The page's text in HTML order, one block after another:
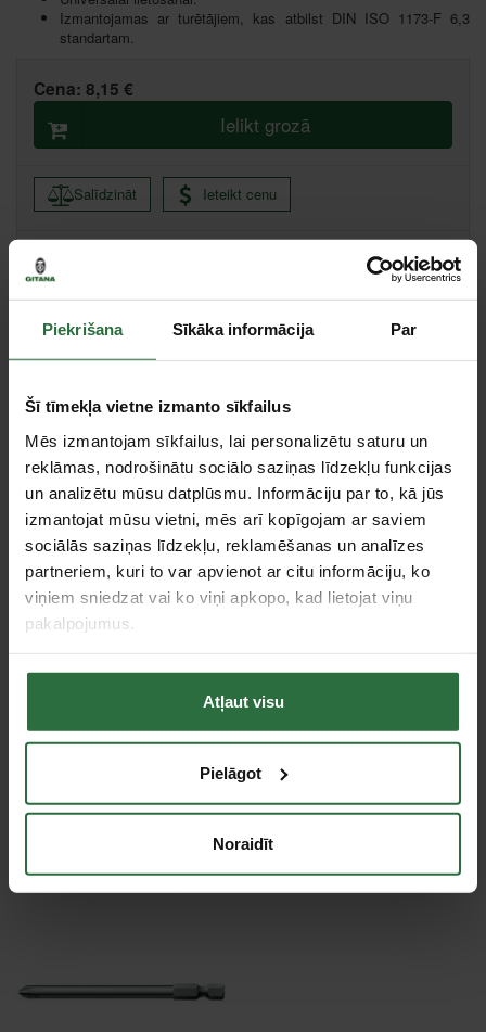
Piekrišana Sīkāka informācija Par
Šī tīmekļa vietne izmanto sīkfailus
Mēs izmantojam sīkfailus, lai personalizētu saturu un
reklāmas, nodrošinātu sociālo saziņas līdzekļu funkcijas
un analizētu mūsu datplūsmu. Informāciju par to, kā jūs
izmantojat mūsu vietni, mēs arī kopīgojam ar saviem
sociālās saziņas līdzekļu, reklamēšanas un analīzes
partneriem, kuri to var apvienot ar citu informāciju, ko
viņiem sniedzat vai ko viņi apkopo, kad lietojat viņu
pakalpojumus.
Atļaut visu
Pielāgot
Noraidīt
Izmantojamas ar turētājiem, kas atbilst DIN ISO 1173-F 6,3
standartam.
Cena: 8,15 €
Ielikt grozā
Salīdzināt Ieteikt cenu
Liepāja, Zemnieku iela 60, Liepāja
Centrālā noliktava, (uzzināt vairāk šeit, )
Citas noliktavas, (uzzināt vairāk šeit, )
Izturīgs, elastīgs, ideāli piemērots skrūvēšanai metāla loksnē vai
metāla konstrukcijā.
Specifikācija
Garums
89 mm
PH 2
Tips
Tie, kas apskatīja šo preci, tāpat interesējās par...
Failed to load product list.